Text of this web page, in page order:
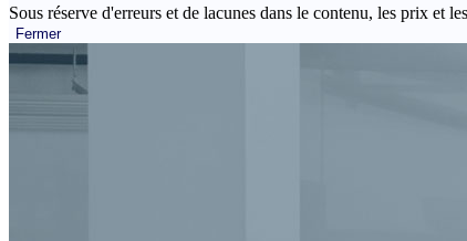
Sous réserve d'erreurs et de lacunes dans le contenu, les prix et
Fermer